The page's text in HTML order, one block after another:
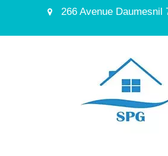
266 Avenue Daumesnil